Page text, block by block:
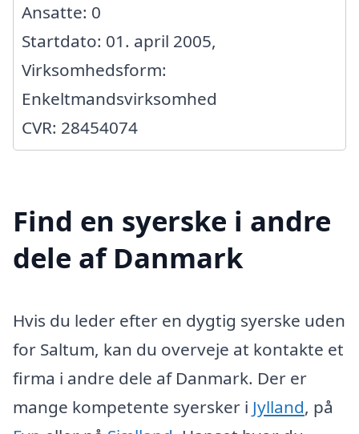
Ansatte: 0
Startdato: 01. april 2005,
Virksomhedsform:
Enkeltmandsvirksomhed
CVR: 28454074
Find en syerske i andre
dele af Danmark
Hvis du leder efter en dygtig syerske uden
for Saltum, kan du overveje at kontakte et
firma i andre dele af Danmark. Der er
mange kompetente syersker i Jylland, på